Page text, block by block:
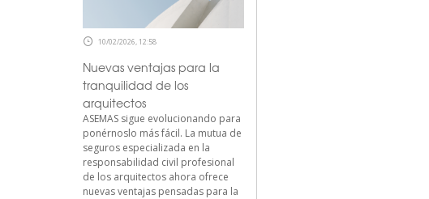
10/02/2026, 12:58
Nuevas ventajas para la
tranquilidad de los
arquitectos
ASEMAS sigue evolucionando para
ponérnoslo más fácil. La mutua de
seguros especializada en la
responsabilidad civil profesional
de los arquitectos ahora ofrece
nuevas ventajas pensadas para la